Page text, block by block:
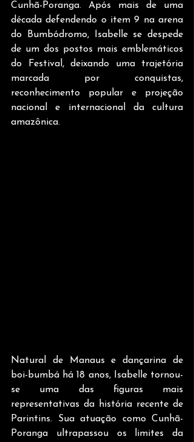
Cunhã-Poranga. Após mais de uma
década defendendo o item 9 na arena
do Bumbódromo, Isabelle se despede
de um dos postos mais emblemáticos
do Festival, deixando uma trajetória
marcada por conquistas,
reconhecimento popular e projeção
nacional e internacional da cultura
amazônica.
Natural de Manaus e dançarina de
boi-bumbá há 18 anos, Isabelle tornou-
se uma das figuras mais
representativas da história recente de
Parintins. Sua atuação como Cunhã-
Poranga ultrapassou os limites da